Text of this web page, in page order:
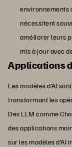
environnements
nécessitent
améliorer leurs
mis à jour avec
Applications
Les modèles d’AI
transformant les
Des LLM comme
des applications
sur les modèles d’AI